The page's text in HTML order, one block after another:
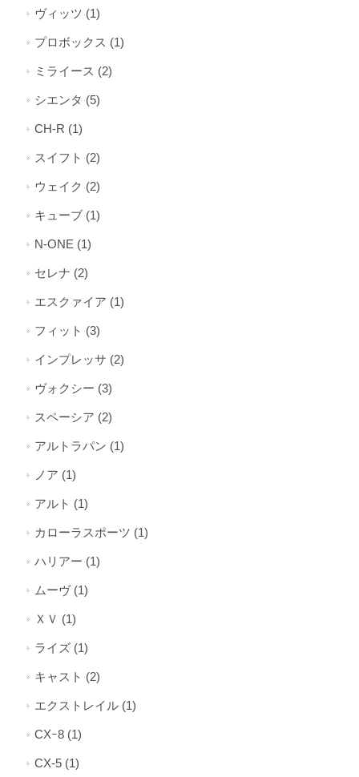
ヴィッツ (1)
プロボックス (1)
ミライース (2)
シエンタ (5)
CH-R (1)
スイフト (2)
ウェイク (2)
キューブ (1)
N-ONE (1)
セレナ (2)
エスクァイア (1)
フィット (3)
インプレッサ (2)
ヴォクシー (3)
スペーシア (2)
アルトラパン (1)
ノア (1)
アルト (1)
カローラスポーツ (1)
ハリアー (1)
ムーヴ (1)
ＸＶ (1)
ライズ (1)
キャスト (2)
エクストレイル (1)
CXｰ8 (1)
CX-5 (1)